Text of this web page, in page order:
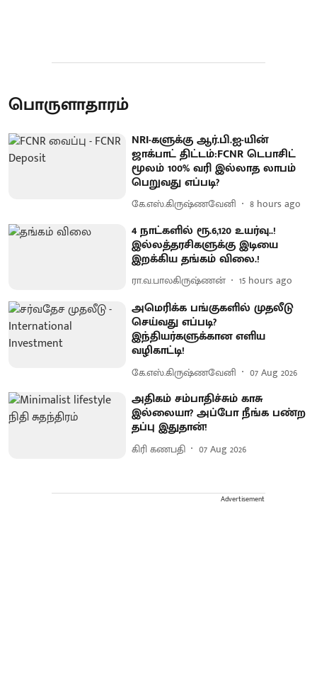
பொருளாதாரம்
NRI-களுக்கு ஆர்.பி.ஐ-யின்
ஜாக்பாட் திட்டம்:FCNR டெபாசிட்
மூலம் 100% வரி இல்லாத லாபம்
பெறுவது எப்படி?
கே.எஸ்.கிருஷ்ணவேனி 8 hours ago
4 நாட்களில் ரூ.6,120 உயர்வு..!
இல்லத்தரசிகளுக்கு இடியை
இறக்கிய தங்கம் விலை.!
ரா.வ.பாலகிருஷ்ணன் 15 hours ago
அமெரிக்க பங்குகளில் முதலீடு
செய்வது எப்படி?
இந்தியர்களுக்கான எளிய
வழிகாட்டி!
கே.எஸ்.கிருஷ்ணவேனி 07 Aug 2026
அதிகம் சம்பாதிச்சும் காசு
இல்லையா? அப்போ நீங்க பண்ற
தப்பு இதுதான்!
கிரி கணபதி 07 Aug 2026
Advertisement